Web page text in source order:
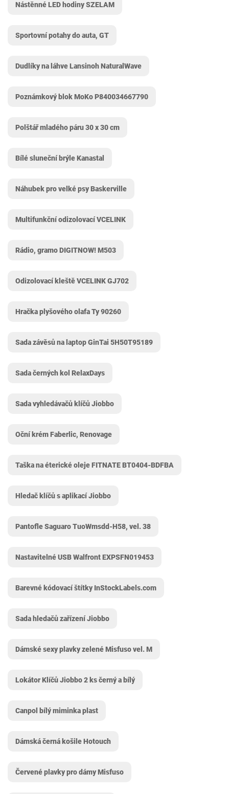
Nástěnné LED hodiny SZELAM
Sportovní potahy do auta, GT
Dudlíky na láhve Lansinoh NaturalWave
Poznámkový blok MoKo P840034667790
Polštář mladého páru 30 x 30 cm
Bílé sluneční brýle Kanastal
Náhubek pro velké psy Baskerville
Multifunkční odizolovací VCELINK
Rádio, gramo DIGITNOW! M503
Odizolovací kleště VCELINK GJ702
Hračka plyšového olafa Ty ‎90260
Sada závěsů na laptop GinTai 5H50T95189
Sada černých kol RelaxDays
Sada vyhledávačů klíčů Jiobbo
Oční krém Faberlic, Renovage
Taška na éterické oleje FITNATE BT0404-BDFBA
Hledač klíčů s aplikací Jiobbo
Pantofle Saguaro TuoWmsdd-H58, vel. 38
Nastavitelné USB Walfront EXPSFN019453
Barevné kódovací štítky InStockLabels.com
Sada hledačů zařízení Jiobbo
Dámské sexy plavky zelené Misfuso vel. M
Lokátor Klíčů Jiobbo 2 ks černý a bílý
Canpol bílý miminka plast
Dámská černá košile Hotouch
Červené plavky pro dámy Misfuso